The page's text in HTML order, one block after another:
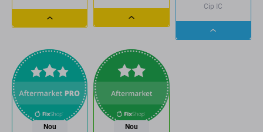
Dropdown
Dropdown
Cip IC
Dropdown
Nou Nou